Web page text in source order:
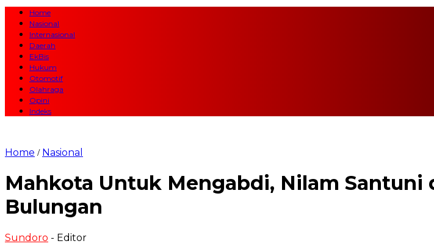
Home
Nasional
Internasional
Daerah
EkBis
Hukum
Otomotif
Olahraga
Opini
Indeks
Home / Nasional
Mahkota Untuk Mengabdi, Nilam
Bulungan
Sundoro - Editor